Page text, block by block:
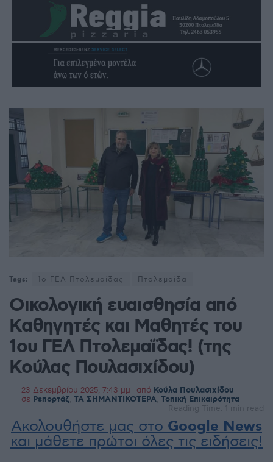
Tags: 1ο ΓΕΛ Πτολεμαΐδας Πτολεμαΐδα
Οικολογική ευαισθησία από
Καθηγητές και Μαθητές του
1ου ΓΕΛ Πτολεμαΐδας! (της
Κούλας Πουλασιχίδου)
23 Δεκεμβρίου 2025, 7:43 μμ από Κούλα Πουλασιχίδου
σε Ρεπορτάζ ΤΑ ΣΗΜΑΝΤΙΚΟΤΕΡΑ Τοπική Επικαιρότητα
Reading Time: 1 min read
Ακολουθήστε μας στο Google News
και μάθετε πρώτοι όλες τις ειδήσεις!